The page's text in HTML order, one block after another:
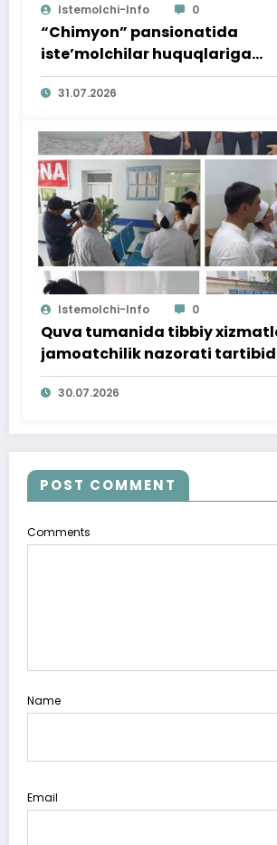
Istemolchi-Info 0
“Chimyon” pansionatida
iste’molchilar huquqlariga
bag‘ishlangan targ‘ibot
o‘tkazildi
31.07.2026
Istemolchi-Info 0
Quva tumanida tibbiy
jamoatchilik nazorati
o‘rganildi
30.07.2026
POST COMMENT
Comments
Name
Email